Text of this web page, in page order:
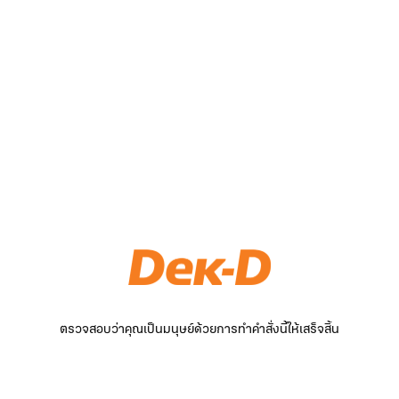
ตรวจสอบว่าคุณเป็นมนุษย์ด้วยการทำคำสั่งนี้ให้เสร็จสิ้น